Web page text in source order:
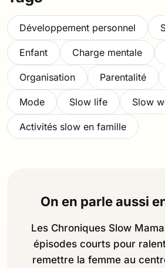
Développement personnel
Enfant Charge mentale
Organisation Parentalité
Mode Slow life Slow
Activités slow en famille
On en parle aussi
Les Chroniques Slow
épisodes courts pour
remettre la femme au